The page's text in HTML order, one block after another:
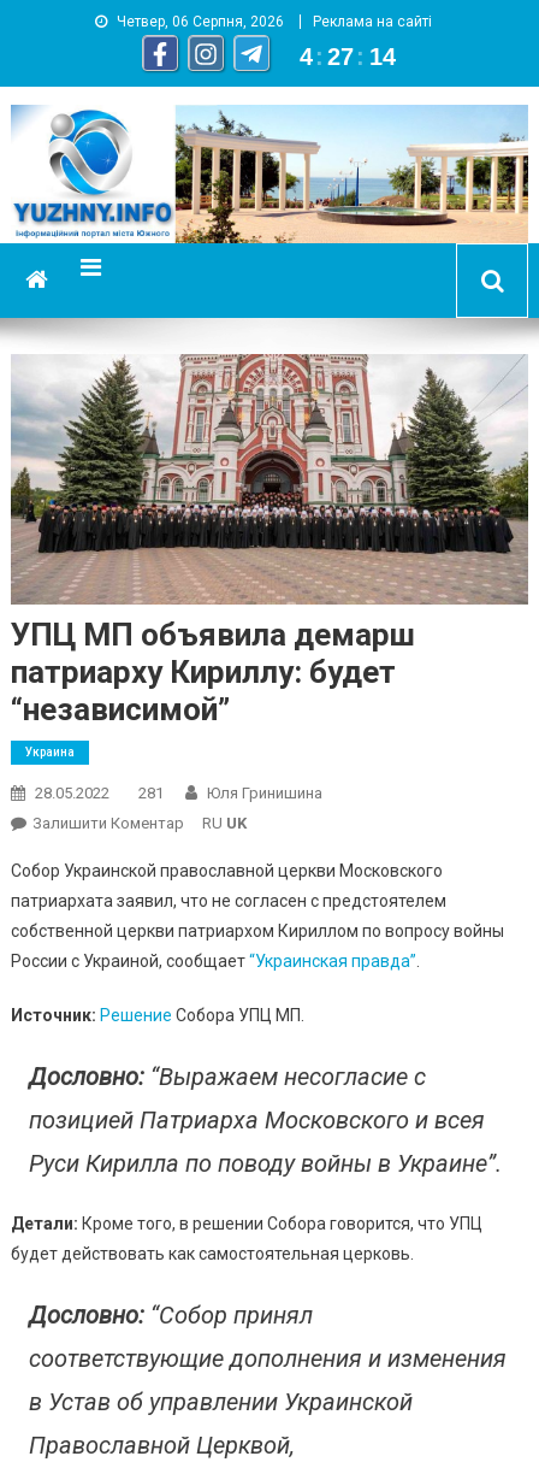
Четвер, 06 Серпня, 2026 Реклама на сайті
4 : 27 : 14
YUZHNY.INFO
информационный портал города Южный
УПЦ МП объявила демарш
патриарху Кириллу: будет
“независимой”
Украина
28.05.2022 281
Юля Гринишина
Залишити КоментарOn
МП
Объявила
Демарш
Патриарху
Будет
RU UK
Собор Украинской православной церкви Московского
патриархата заявил, что не согласен с предстоятелем
собственной церкви патриархом Кириллом по вопросу войны
России с Украиной, сообщает“Украинская правда”.
Источник: Решение Собора УПЦ МП.
Дословно:“Выражаем несогласие с
позицией Патриарха Московского и всея
Руси Кирилла по поводу войны в Украине”.
Детали: Кроме того, в решении Собора говорится, что УПЦ
будет действовать как самостоятельная церковь.
Дословно: “Собор принял
соответствующие дополнения и изменения
в Устав об управлении Украинской
Православной Церквой,